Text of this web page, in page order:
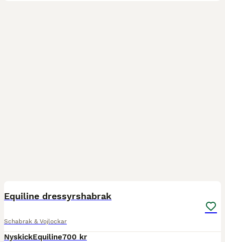
Equiline dressyrshabrak
Schabrak & Vojlockar
NyskickEquiline700 kr